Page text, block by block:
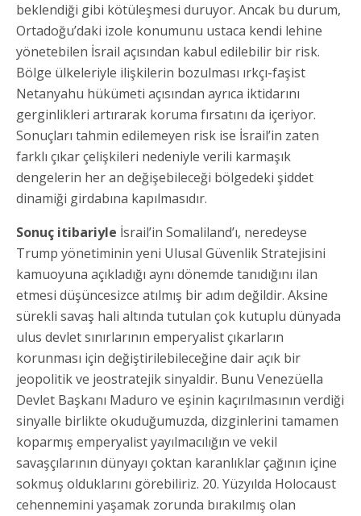
beklendiği gibi kötüleşmesi duruyor. Ancak bu durum,
Ortadoğu’daki izole konumunu ustaca kendi lehine
yönetebilen İsrail açısından kabul edilebilir bir risk.
Bölge ülkeleriyle ilişkilerin bozulması ırkçı-faşist
Netanyahu hükümeti açısından ayrıca iktidarını
gerginlikleri artırarak koruma fırsatını da içeriyor.
Sonuçları tahmin edilemeyen risk ise İsrail’in zaten
farklı çıkar çelişkileri nedeniyle verili karmaşık
dengelerin her an değişebileceği bölgedeki şiddet
dinamiği girdabına kapılmasıdır.
Sonuç itibariyle İsrail’in Somaliland’ı, neredeyse
Trump yönetiminin yeni Ulusal Güvenlik Stratejisini
kamuoyuna açıkladığı aynı dönemde tanıdığını ilan
etmesi düşüncesizce atılmış bir adım değildir. Aksine
sürekli savaş hali altında tutulan çok kutuplu dünyada
ulus devlet sınırlarının emperyalist çıkarların
korunması için değiştirilebileceğine dair açık bir
jeopolitik ve jeostratejik sinyaldir. Bunu Venezüella
Devlet Başkanı Maduro ve eşinin kaçırılmasının verdiği
sinyalle birlikte okuduğumuzda, dizginlerini tamamen
koparmış emperyalist yayılmacılığın ve vekil
savaşçılarının dünyayı çoktan karanlıklar çağının içine
sokmuş olduklarını görebiliriz. 20. Yüzyılda Holocaust
cehennemini yaşamak zorunda bırakılmış olan